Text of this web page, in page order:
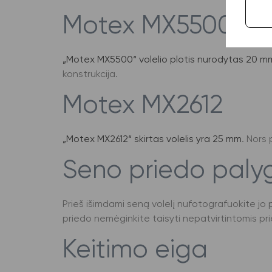
Motex MX5500
„Motex MX5500“ volelio plotis nurodytas 20
konstrukcija.
Motex MX2612
„Motex MX2612“ skirtas volelis yra 25 mm. Nors
Seno priedo
Prieš išimdami seną volelį nufotografuokite
priedo nemėginkite taisyti nepatvirtintomis
Keitimo eiga